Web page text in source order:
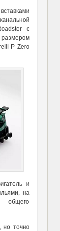
с
размером
P Zero
и
на
общего
но точно